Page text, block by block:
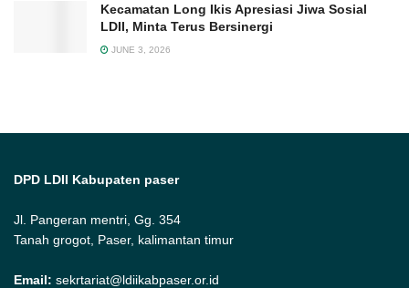
Kecamatan Long Ikis Apresiasi Jiwa Sosial
LDII, Minta Terus Bersinergi
JUNE 3, 2026
DPD LDII Kabupaten paser
Jl. Pangeran mentri, Gg. 354
Tanah grogot, Paser, kalimantan timur
Email: sekrtariat@ldiikabpaser.or.id